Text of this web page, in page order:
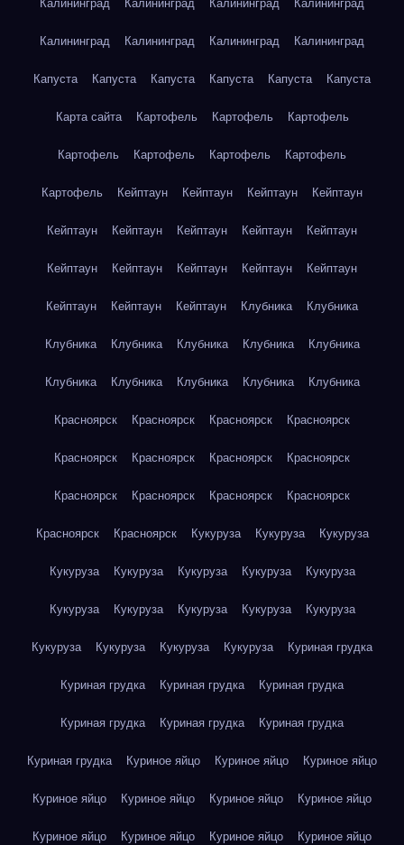
Калининград Калининград Калининград Калининград
Калининград Калининград Калининград Калининград
Капуста Капуста Капуста Капуста Капуста Капуста
Карта сайта Картофель Картофель Картофель
Картофель Картофель Картофель Картофель
Картофель Кейптаун Кейптаун Кейптаун Кейптаун
Кейптаун Кейптаун Кейптаун Кейптаун Кейптаун
Кейптаун Кейптаун Кейптаун Кейптаун Кейптаун
Кейптаун Кейптаун Кейптаун Клубника Клубника
Клубника Клубника Клубника Клубника Клубника
Клубника Клубника Клубника Клубника Клубника
Красноярск Красноярск Красноярск Красноярск
Красноярск Красноярск Красноярск Красноярск
Красноярск Красноярск Красноярск Красноярск
Красноярск Красноярск Кукуруза Кукуруза Кукуруза
Кукуруза Кукуруза Кукуруза Кукуруза Кукуруза
Кукуруза Кукуруза Кукуруза Кукуруза Кукуруза
Кукуруза Кукуруза Кукуруза Кукуруза Куриная грудка
Куриная грудка Куриная грудка Куриная грудка
Куриная грудка Куриная грудка Куриная грудка
Куриная грудка Куриное яйцо Куриное яйцо Куриное яйцо
Куриное яйцо Куриное яйцо Куриное яйцо Куриное яйцо
Куриное яйцо Куриное яйцо Куриное яйцо Куриное яйцо